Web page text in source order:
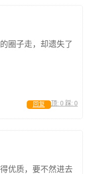
圈子走，却遗失了
顶: 0 踩: 0
回复
优质，要不然进去